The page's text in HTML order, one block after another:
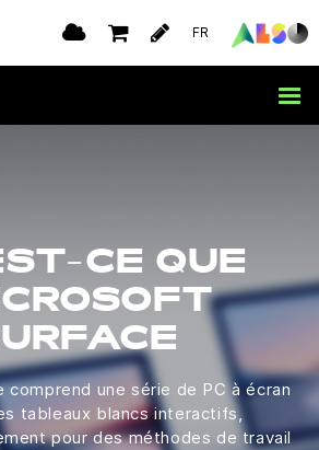
FR
CE QUE
une série de PC à écran
tableaux blancs interactifs,
pour des méthodes de travail